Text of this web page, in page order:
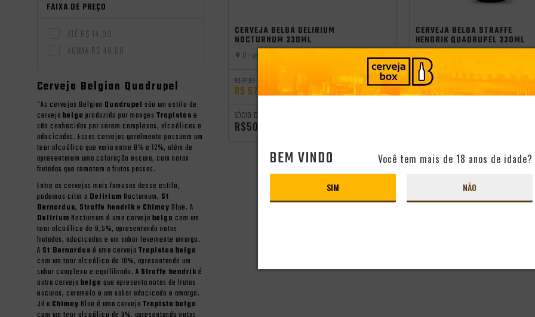
FAIXA DE PREÇO
ATÉ R$ 14,99
ACIMA R$ 40,00
Cerveja Belgian Quadrupel
"As cervejas Belgian Quadrupel são um estilo de
cerveja belga produzido por monges Trapistas e
são conhecidas por serem complexas, alcoólicas e
adocicadas. Essas cervejas geralmente possuem um
teor alcoólico que varia entre 8% e 12%, além de
apresentarem uma coloração escura, com notas
frutadas que remetem a frutas passas.
Entre as cervejas mais famosas desse estilo,
podemos citar a Delirium Nocturnum, St
Bernardus, Straffe hendrik e Chimay Blue. A
Delirium Nocturnum é uma cerveja belga com um
teor alcoólico de 8,5%, apresentando notas
frutadas, adocicadas e um sabor levemente amargo.
A St Bernardus é uma cerveja Trapistas belga
com um teor alcoólico de 10%, apresentando um
sabor complexo e equilibrado. A Straffe hendrik é
outra cerveja belga que apresenta notas de frutas
escuras, caramelo e um sabor adocicado e amargo.
Já a Chimay Blue é uma cerveja Trapista belga
CERVEJA BELGA DELIRIUM
NOCTURNUM 330ML
Origem:
R$ 77,98
R$ 57,98 +
- ADICIONAR
SÓCIO DO CLUBE
R$50,39
CERVEJA BELGA STRAFFE
HENDRIK QUADRUPEL 330ML
Origem:
BEM VINDO Você tem mais de 18 anos de idade?
SIM NÃO